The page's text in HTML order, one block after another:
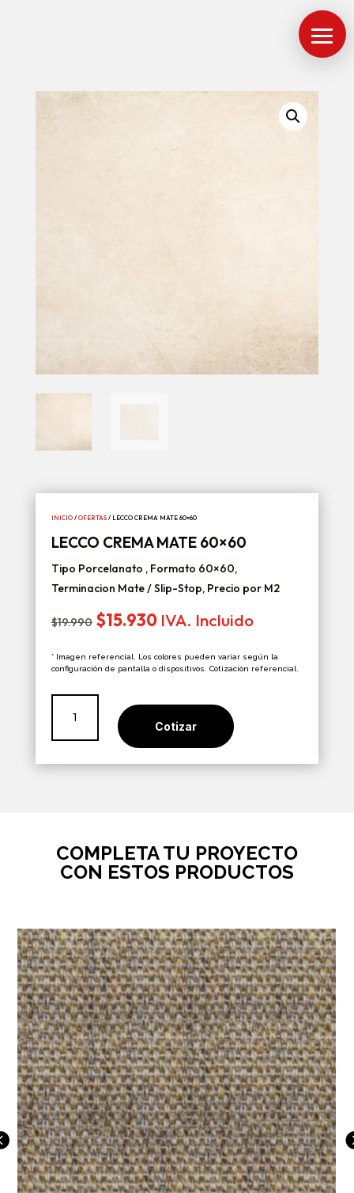
INICIO/ OFERTAS/ LECCO CREMA MATE 60×60
LECCO CREMA MATE 60×60
Tipo Porcelanato , Formato 60×60,
Terminacion Mate / Slip-Stop, Precio por M2
$19.990 El
original
era:
$19.990.
$15.930El
actual
es:
IVA. Incluido
* Imagen referencial. Los colores pueden variar según la
configuración de pantalla o dispositivos. Cotización referencial.
Crema
Mate
Cotizar
COMPLETA TU PROYECTO
CON ESTOS PRODUCTOS